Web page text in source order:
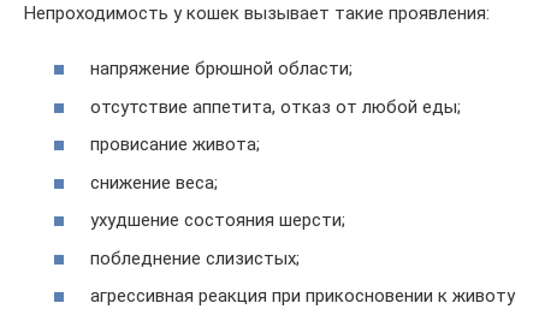
Непроходимость у кошек вызывает такие проявления:
напряжение брюшной области;
отсутствие аппетита, отказ от любой еды;
провисание живота;
снижение веса;
ухудшение состояния шерсти;
побледнение слизистых;
агрессивная реакция при прикосновении к животу